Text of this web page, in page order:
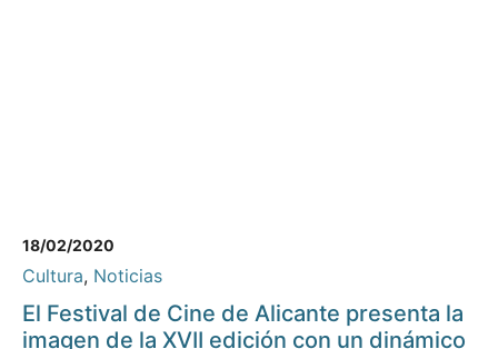
18/02/2020
Cultura, Noticias
El Festival de Cine de Alicante presenta la
imagen de la XVII edición con un dinámico